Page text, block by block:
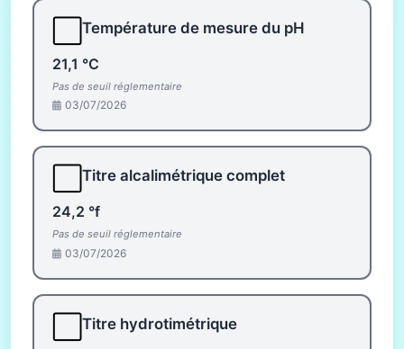
Température de mesure du pH
21,1 °C
Pas de seuil réglementaire
03/07/2026
Titre alcalimétrique complet
24,2 °f
Pas de seuil réglementaire
03/07/2026
Titre hydrotimétrique